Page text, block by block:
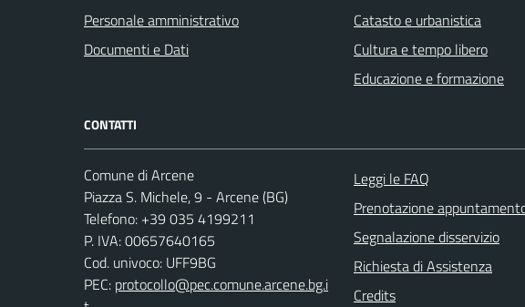
Personale amministrativo
Documenti e Dati
Catasto e urbanistica
Cultura e tempo libero
Educazione e formazione
CONTATTI
Comune di Arcene
Piazza S. Michele, 9 - Arcene (BG)
Telefono: +39 035 4199211
P. IVA: 00657640165
Cod. univoco: UFF9BG
PEC: protocollo@pec.comune.arcene.bg.i
Leggi le FAQ
Prenotazione
Segnalazione disservizio
Richiesta di Assistenza
Credits